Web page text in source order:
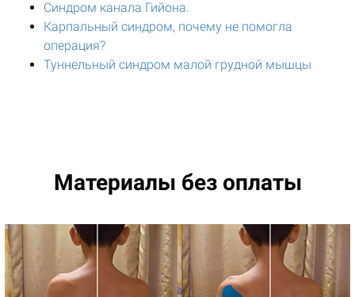
Синдром канала Гийона.
Карпальный синдром, почему не помогла
операция?
Туннельный синдром малой грудной мышцы
Материалы без оплаты